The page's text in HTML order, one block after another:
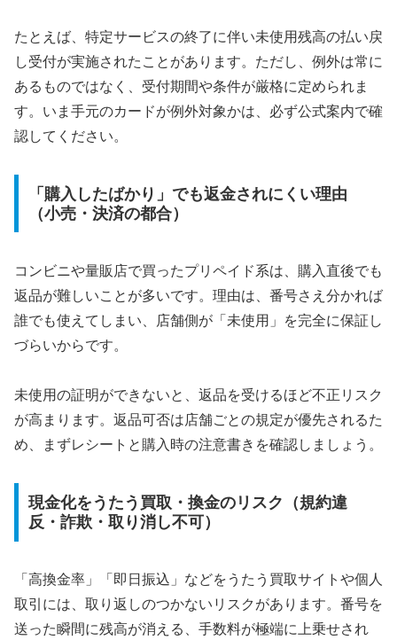
たとえば、特定サービスの終了に伴い未使用残高の払い戻
し受付が実施されたことがあります。ただし、例外は常に
あるものではなく、受付期間や条件が厳格に定められま
す。いま手元のカードが例外対象かは、必ず公式案内で確
認してください。
「購入したばかり」でも返金されにくい理由
（小売・決済の都合）
コンビニや量販店で買ったプリペイド系は、購入直後でも
返品が難しいことが多いです。理由は、番号さえ分かれば
誰でも使えてしまい、店舗側が「未使用」を完全に保証し
づらいからです。
未使用の証明ができないと、返品を受けるほど不正リスク
が高まります。返品可否は店舗ごとの規定が優先されるた
め、まずレシートと購入時の注意書きを確認しましょう。
現金化をうたう買取・換金のリスク（規約違
反・詐欺・取り消し不可）
「高換金率」「即日振込」などをうたう買取サイトや個人
取引には、取り返しのつかないリスクがあります。番号を
送った瞬間に残高が消える、手数料が極端に上乗せされ